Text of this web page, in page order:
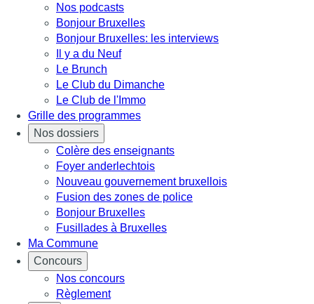
Nos podcasts
Bonjour Bruxelles
Bonjour Bruxelles: les interviews
Il y a du Neuf
Le Brunch
Le Club du Dimanche
Le Club de l'Immo
Grille des programmes
Nos dossiers
Colère des enseignants
Foyer anderlechtois
Nouveau gouvernement bruxellois
Fusion des zones de police
Bonjour Bruxelles
Fusillades à Bruxelles
Ma Commune
Concours
Nos concours
Règlement